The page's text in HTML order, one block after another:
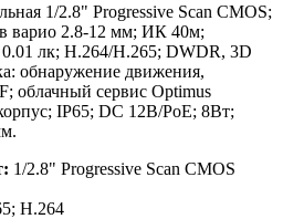
1/2.8" Progressive Scan CMOS;
варио 2.8-12 мм; ИК 40м;
лк; Н.264/H.265; DWDR, 3D
обнаружение движения,
облачный сервис Optimus
IP65; DC 12В/PoE; 8Вт;
1/2.8" Progressive Scan CMOS
H.264